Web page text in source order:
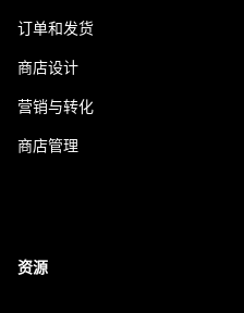
订单和发货
商店设计
营销与转化
商店管理
资源